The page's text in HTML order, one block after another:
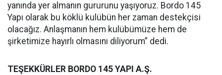
yanında yer almanın gururunu yaşıyoruz. Bordo 145
Yapı olarak bu köklü kulübün her zaman destekçisi
olacağız. Anlaşmanın hem kulübümüze hem de
şirketimize hayırlı olmasını diliyorum” dedi.
TEŞEKKÜRLER BORDO 145 YAPI A.Ş.